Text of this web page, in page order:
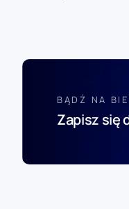
BĄDŹ NA
Zapisz się